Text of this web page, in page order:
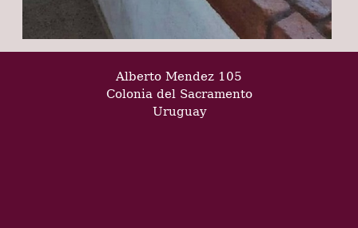
Alberto Mendez 105
Colonia del Sacramento
Uruguay